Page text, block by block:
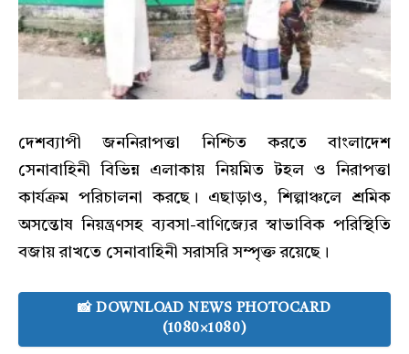
দেশব্যাপী জননিরাপত্তা নিশ্চিত করতে বাংলাদেশ
সেনাবাহিনী বিভিন্ন এলাকায় নিয়মিত টহল ও নিরাপত্তা
কার্যক্রম পরিচালনা করছে। এছাড়াও, শিল্পাঞ্চলে শ্রমিক
অসন্তোষ নিয়ন্ত্রণসহ ব্যবসা-বাণিজ্যের স্বাভাবিক পরিস্থিতি
বজায় রাখতে সেনাবাহিনী সরাসরি সম্পৃক্ত রয়েছে।
📸 DOWNLOAD NEWS PHOTOCARD
(1080×1080)